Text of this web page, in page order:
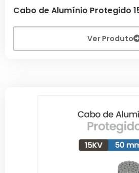
Cabo de Alumínio Protegido
Ver Produto